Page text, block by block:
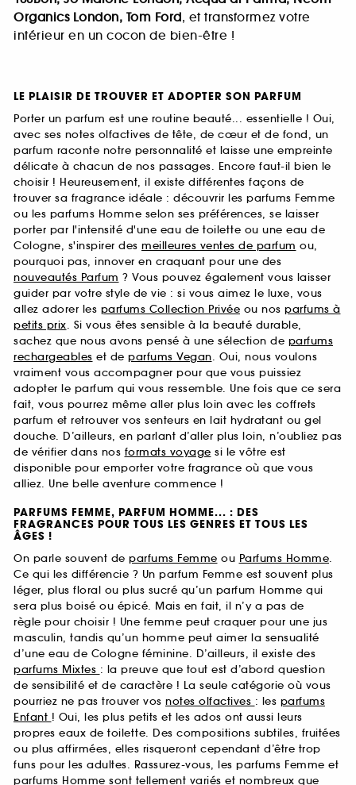
Organics London, Tom Ford, et transformez votre
intérieur en un cocon de bien-être !
LE PLAISIR DE TROUVER ET ADOPTER SON PARFUM
Porter un parfum est une routine beauté... essentielle ! Oui,
avec ses notes olfactives de tête, de cœur et de fond, un
parfum raconte notre personnalité et laisse une empreinte
délicate à chacun de nos passages. Encore faut-il bien le
choisir ! Heureusement, il existe différentes façons de
trouver sa fragrance idéale : découvrir les parfums Femme
ou les parfums Homme selon ses préférences, se laisser
porter par l'intensité d'une eau de toilette ou une eau de
Cologne, s'inspirer des meilleures ventes de parfum ou,
pourquoi pas, innover en craquant pour une des
nouveautés Parfum ? Vous pouvez également vous laisser
guider par votre style de vie : si vous aimez le luxe, vous
allez adorer les parfums Collection Privée ou nos parfums à
petits prix. Si vous êtes sensible à la beauté durable,
sachez que nous avons pensé à une sélection de parfums
rechargeables et de parfums Vegan. Oui, nous voulons
vraiment vous accompagner pour que vous puissiez
adopter le parfum qui vous ressemble. Une fois que ce sera
fait, vous pourrez même aller plus loin avec les coffrets
parfum et retrouver vos senteurs en lait hydratant ou gel
douche. D’ailleurs, en parlant d’aller plus loin, n’oubliez pas
de vérifier dans nos formats voyage si le vôtre est
disponible pour emporter votre fragrance où que vous
alliez. Une belle aventure commence !
PARFUMS FEMME, PARFUM HOMME... : DES
FRAGRANCES POUR TOUS LES GENRES ET TOUS LES
ÂGES !
On parle souvent de parfums Femme ou Parfums Homme.
Ce qui les différencie ? Un parfum Femme est souvent plus
léger, plus floral ou plus sucré qu’un parfum Homme qui
sera plus boisé ou épicé. Mais en fait, il n’y a pas de
règle pour choisir ! Une femme peut craquer pour une jus
masculin, tandis qu’un homme peut aimer la sensualité
d’une eau de Cologne féminine. D’ailleurs, il existe des
parfums Mixtes : la preuve que tout est d’abord question
de sensibilité et de caractère ! La seule catégorie où vous
pourriez ne pas trouver vos notes olfactives : les parfums
Enfant ! Oui, les plus petits et les ados ont aussi leurs
propres eaux de toilette. Des compositions subtiles, fruitées
ou plus affirmées, elles risqueront cependant d’être trop
funs pour les adultes. Rassurez-vous, les parfums Femme et
parfums Homme sont tellement variés et nombreux que